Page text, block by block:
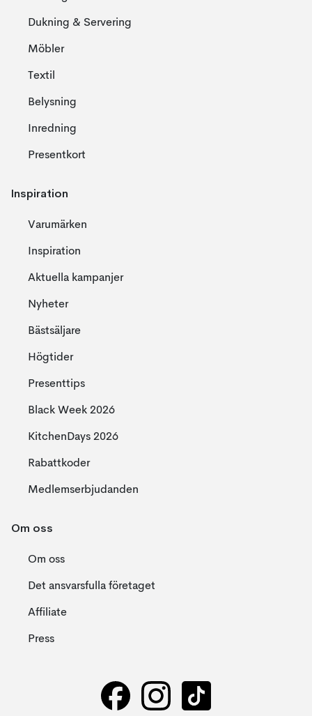
Dukning & Servering
Möbler
Textil
Belysning
Inredning
Presentkort
Inspiration
Varumärken
Inspiration
Aktuella kampanjer
Nyheter
Bästsäljare
Högtider
Presenttips
Black Week 2026
KitchenDays 2026
Rabattkoder
Medlemserbjudanden
Om oss
Om oss
Det ansvarsfulla företaget
Affiliate
Press